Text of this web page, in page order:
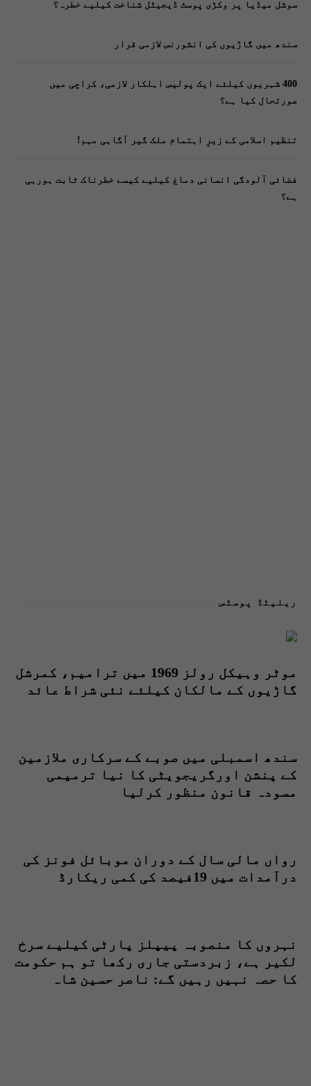
سوشل میڈیا پر وکڑی پوسٹ ڈیجیٹل شناخت کیلیے خطرہ؟
سندھ میں گاڑیوں کی انشورنس لازمی قرار
400 شہریوں کیلئے ایک پولیس اہلکار لازمی، کراچی میں
صورتحال کیا ہے؟
تنظیم اسلامی کے زیرِ اہتمام ملک گیر آگاہی مہم!
فضائی آلودگی انسانی دماغ کیلیے کیسے خطرناک ثابت ہورہی
ہے؟
ریلیٹڈ پوسٹس
موٹر وہیکل رولز 1969 میں ترامیم، کمرشل
گاڑیوں کے مالکان کیلئے نئی شراط عائد
سندھ اسمبلی میں صوبے کے سرکاری ملازمین
کے پنشن اورگریجویٹی کا نیا ترمیمی
مسودہ قانون منظور کرلیا
رواں مالی سال کے دوران موبائل فونز کی
درآمدات میں 19فیصد کی کمی ریکارڈ
نہروں کا منصوبہ پیپلز پارٹی کیلیے سرخ
لکیر ہے، زبردستی جاری رکھا تو ہم حکومت
کا حصہ نہیں رہیں گے: ناصر حسین شاہ